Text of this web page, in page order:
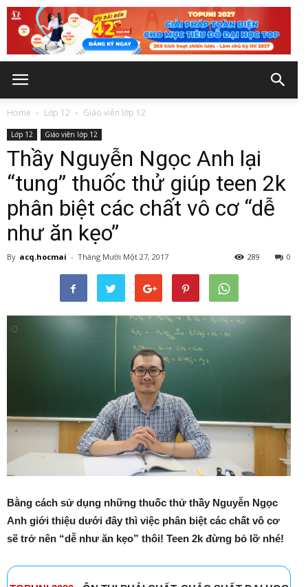
Home Lớp 12 Giáo viên lớp 12
Lớp 12 Giáo viên lớp 12
Thầy Nguyễn Ngọc Anh lại
“tung” thuốc thử giúp teen 2k
phân biệt các chất vô cơ “dễ
như ăn kẹo”
By acq.hocmai - Tháng Mười Một 27, 2017 0
289
Bằng cách sử dụng những thuốc thử thầy Nguyễn Ngọc
Anh giới thiệu dưới đây thì việc phân biệt các chất vô cơ
sẽ trở nên “dễ như ăn kẹo” thôi! Teen 2k đừng bỏ lỡ nhé!